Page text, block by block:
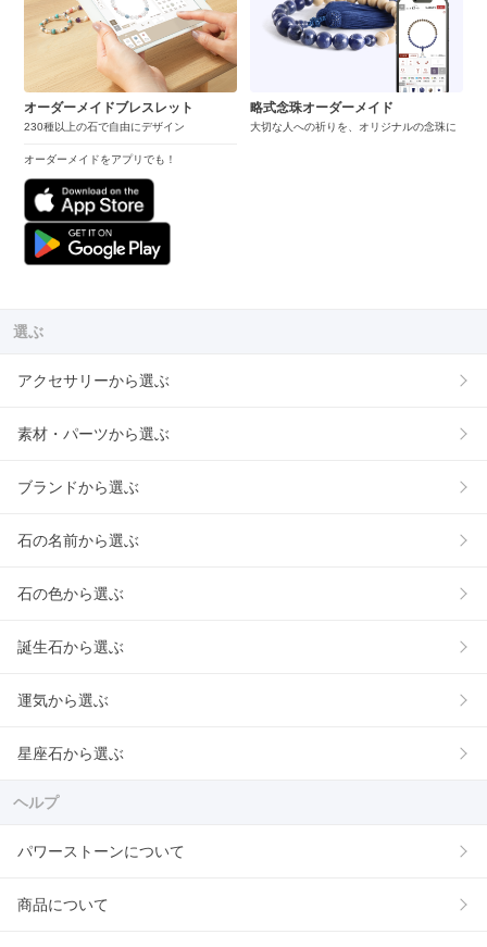
オーダーメイドブレスレット
230種以上の石で自由にデザイン
オーダーメイドをアプリでも！
略式念珠オーダーメイド
大切な人への祈りを、オリジナルの念珠に
選ぶ
アクセサリーから選ぶ
素材・パーツから選ぶ
ブランドから選ぶ
石の名前から選ぶ
石の色から選ぶ
誕生石から選ぶ
運気から選ぶ
星座石から選ぶ
ヘルプ
パワーストーンについて
商品について